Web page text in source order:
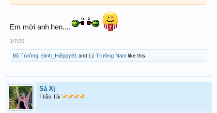
Em mời anh hen....
1/7/25
Bộ Trưởng Đinh_Hiệppy81 and Lý Trường Nam like this.
Sá Xị
Thần Tài